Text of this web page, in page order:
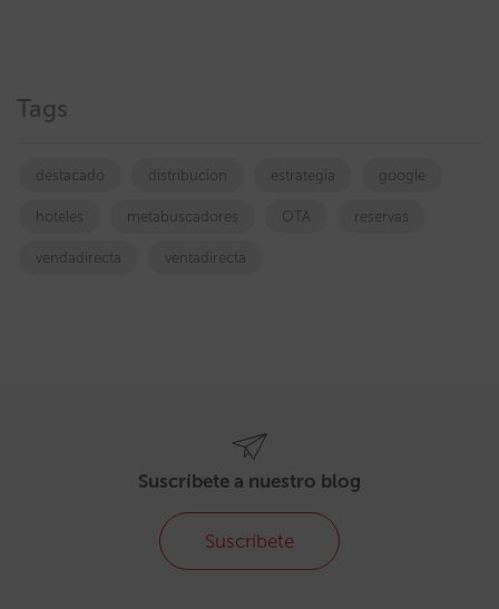
Tags
destacado distribucion estrategia google
hoteles metabuscadores OTA reservas
vendadirecta ventadirecta
Suscríbete a nuestro blog
Suscríbete